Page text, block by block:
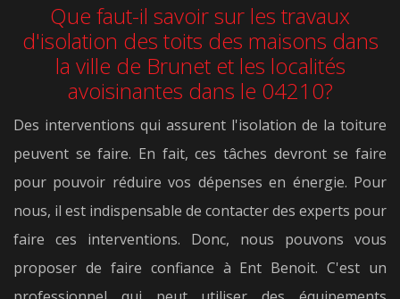
Que faut-il savoir sur les travaux
d'isolation des toits des maisons dans
la ville de Brunet et les localités
avoisinantes dans le 04210?
Des interventions qui assurent l'isolation de la toiture
peuvent se faire. En fait, ces tâches devront se faire
pour pouvoir réduire vos dépenses en énergie. Pour
nous, il est indispensable de contacter des experts pour
faire ces interventions. Donc, nous pouvons vous
proposer de faire confiance à Ent Benoit. C'est un